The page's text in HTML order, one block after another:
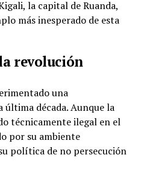
la capital de Ruanda,
más inesperado de esta
revolución
una
década. Aunque la
técnicamente ilegal en el
por su ambiente
política de no persecución